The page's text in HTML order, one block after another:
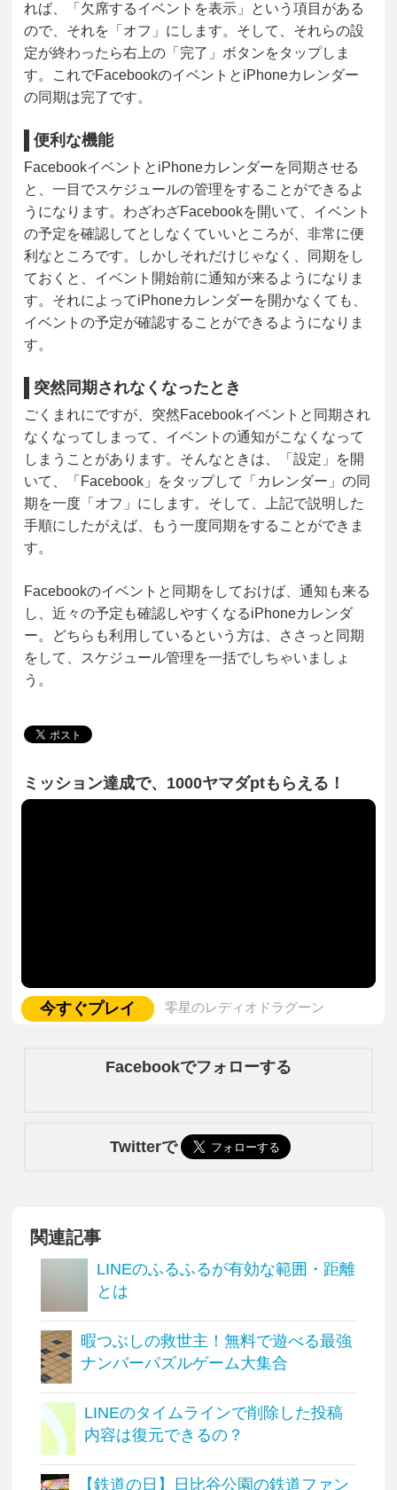
れば、「欠席するイベントを表示」という項目がある
ので、それを「オフ」にします。そして、それらの設
定が終わったら右上の「完了」ボタンをタップしま
す。これでFacebookのイベントとiPhoneカレンダー
の同期は完了です。
便利な機能
FacebookイベントとiPhoneカレンダーを同期させる
と、一目でスケジュールの管理をすることができるよ
うになります。わざわざFacebookを開いて、イベント
の予定を確認してとしなくていいところが、非常に便
利なところです。しかしそれだけじゃなく、同期をし
ておくと、イベント開始前に通知が来るようになりま
す。それによってiPhoneカレンダーを開かなくても、
イベントの予定が確認することができるようになりま
す。
突然同期されなくなったとき
ごくまれにですが、突然Facebookイベントと同期され
なくなってしまって、イベントの通知がこなくなって
しまうことがあります。そんなときは、「設定」を開
いて、「Facebook」をタップして「カレンダー」の同
期を一度「オフ」にします。そして、上記で説明した
手順にしたがえば、もう一度同期をすることができま
す。
Facebookのイベントと同期をしておけば、通知も来る
し、近々の予定も確認しやすくなるiPhoneカレンダ
ー。どちらも利用しているという方は、ささっと同期
をして、スケジュール管理を一括でしちゃいましょ
う。
ミッション達成で、1000ヤマダptもらえる！
今すぐプレイ 零星のレディオドラグーン
Facebookでフォローする
Twitterで
関連記事
LINEのふるふるが有効な範囲・距離
とは
暇つぶしの救世主！無料で遊べる最強
ナンバーパズルゲーム大集合
LINEのタイムラインで削除した投稿
内容は復元できるの？
【鉄道の日】日比谷公園の鉄道ファン